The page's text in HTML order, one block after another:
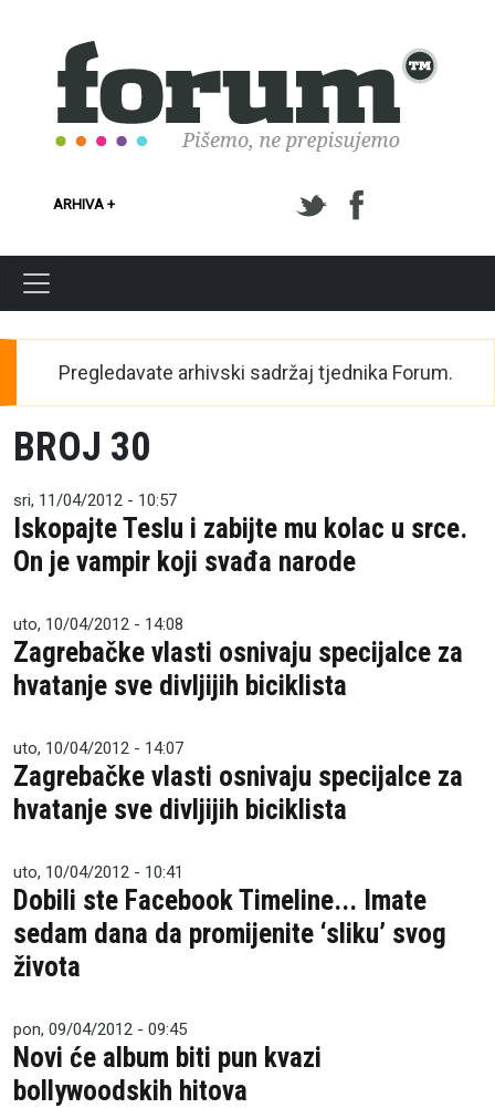
ARHIVA +
Pregledavate arhivski sadržaj tjednika Forum.
BROJ 30
sri, 11/04/2012 - 10:57
Iskopajte Teslu i zabijte mu kolac u srce.
On je vampir koji svađa narode
uto, 10/04/2012 - 14:08
Zagrebačke vlasti osnivaju specijalce za
hvatanje sve divljijih biciklista
uto, 10/04/2012 - 14:07
Zagrebačke vlasti osnivaju specijalce za
hvatanje sve divljijih biciklista
uto, 10/04/2012 - 10:41
Dobili ste Facebook Timeline... Imate
sedam dana da promijenite ‘sliku’ svog
života
pon, 09/04/2012 - 09:45
Novi će album biti pun kvazi
bollywoodskih hitova